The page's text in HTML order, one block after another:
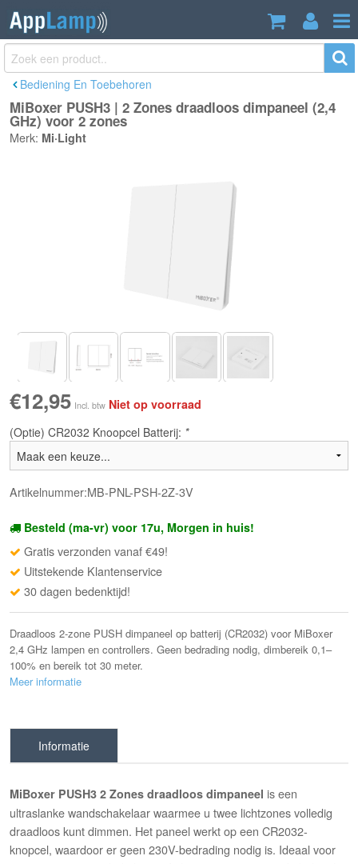
MiBoxer PUSH3 | 2 Zones draadloos
dimpaneel (2,4 GHz) voor 2 zones
€12,95
Bediening En Toebehoren
MiBoxer PUSH3 | 2 Zones draadloos dimpaneel (2,4
GHz) voor 2 zones
Merk: Mi·Light
€12,95 Incl. btw Niet op voorraad
(Optie) CR2032 Knoopcel Batterij: *
Artikelnummer:MB-PNL-PSH-2Z-3V
Besteld (ma-vr) voor 17u, Morgen in huis!
Gratis verzonden vanaf €49!
Uitstekende Klantenservice
30 dagen bedenktijd!
Draadloos 2-zone PUSH dimpaneel op batterij (CR2032) voor MiBoxer
2,4 GHz lampen en controllers. Geen bedrading nodig, dimbereik 0,1–
100% en bereik tot 30 meter.
Meer informatie
Informatie
MiBoxer PUSH3 2 Zones draadloos dimpaneel is een
ultraslanke wandschakelaar waarmee u twee lichtzones volledig
draadloos kunt dimmen. Het paneel werkt op een CR2032-
knopcel, waardoor er geen 230V-bedrading nodig is. Ideaal voor